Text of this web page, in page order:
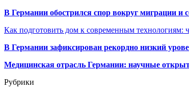
В Германии обострился спор вокруг миграции и
Как подготовить дом к современным технологиям:
В Германии зафиксирован рекордно низкий
Медицинская отрасль Германии: научные
Рубрики